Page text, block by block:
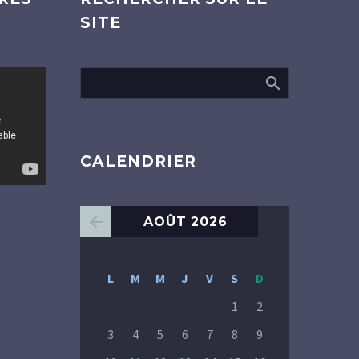
SITE
CALENDRIER
AOÛT 2026
L M M J V S
D
1
2
3
4 5 6 7 8
9